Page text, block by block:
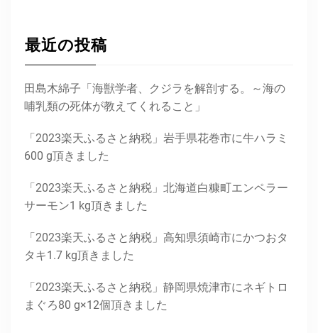
最近の投稿
田島木綿子「海獣学者、クジラを解剖する。～海の
哺乳類の死体が教えてくれること」
「2023楽天ふるさと納税」岩手県花巻市に牛ハラミ
600 g頂きました
「2023楽天ふるさと納税」北海道白糠町エンペラー
サーモン1 kg頂きました
「2023楽天ふるさと納税」高知県須崎市にかつおタ
タキ1.7 kg頂きました
「2023楽天ふるさと納税」静岡県焼津市にネギトロ
まぐろ80 g×12個頂きました